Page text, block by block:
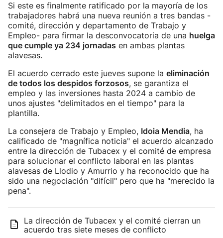
Si este es finalmente ratificado por la mayoría de los
trabajadores habrá una nueva reunión a tres bandas -
comité, dirección y departamento de Trabajo y
Empleo- para firmar la desconvocatoria de una huelga
que cumple ya 234 jornadas en ambas plantas
alavesas.
El acuerdo cerrado este jueves supone la eliminación
de todos los despidos forzosos, se garantiza el
empleo y las inversiones hasta 2024 a cambio de
unos ajustes "delimitados en el tiempo" para la
plantilla.
La consejera de Trabajo y Empleo, Idoia Mendia, ha
calificado de "magnífica noticia" el acuerdo alcanzado
entre la dirección de Tubacex y el comité de empresa
para solucionar el conflicto laboral en las plantas
alavesas de Llodio y Amurrio y ha reconocido que ha
sido una negociación "difícil" pero que ha "merecido la
pena".
La dirección de Tubacex y el comité cierran un
acuerdo tras siete meses de conflicto